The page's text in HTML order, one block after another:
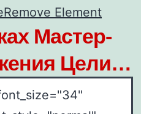
Remove Element
Мастер-
Цели…